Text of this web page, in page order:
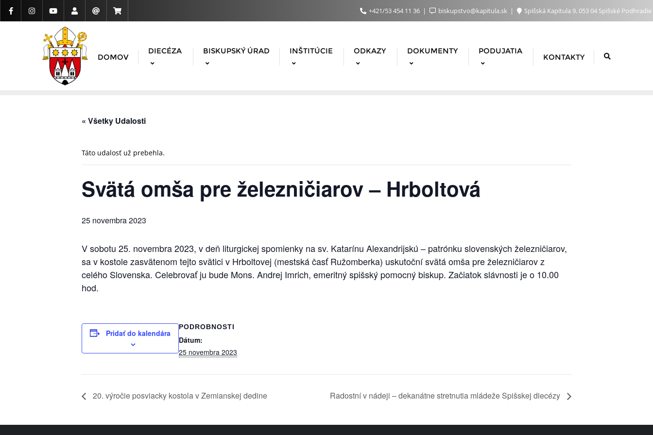
+421/53 454 11 36 biskupstvo@kapitula.sk Spišská Kapitula 9, 053 04 Spišské Podhradie
DOMOV
DIECÉZA BISKUPSKÝ ÚRAD INŠTITÚCIE ODKAZY DOKUMENTY PODUJATIA
KONTAKTY
« Všetky Udalosti
Táto udalosť už prebehla.
Svätá omša pre železničiarov – Hrboltová
25 novembra 2023
V sobotu 25. novembra 2023, v deň liturgickej spomienky na sv. Katarínu Alexandrijskú – patrónku slovenských železničiarov,
sa v kostole zasvätenom tejto svätici v Hrboltovej (mestská časť Ružomberka) uskutoční svätá omša pre železničiarov z
celého Slovenska. Celebrovať ju bude Mons. Andrej Imrich, emeritný spišský pomocný biskup. Začiatok slávnosti je o 10.00
hod.
Pridať do kalendára
PODROBNOSTI
Dátum:
25 novembra 2023
20. výročie posviacky kostola v Zemianskej dedine Radostní v nádeji – dekanátne stretnutia mládeže Spišskej diecézy